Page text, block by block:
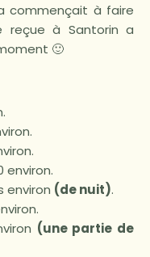
commençait à faire
reçue à Santorin a
🙂
environ.
environ (de nuit).
(une partie de